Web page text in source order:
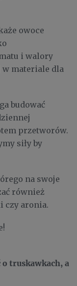
owoce
i walory
materiale dla
budować
przetworów.
siły by
na swoje
również
czy aronia.
truskawkach, a